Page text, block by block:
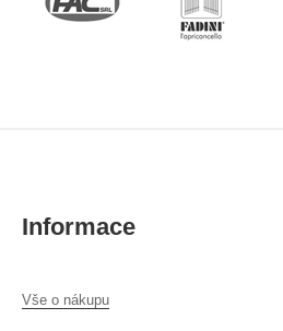
Informace
Vše o nákupu